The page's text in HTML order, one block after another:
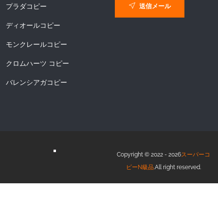
プラダコピー
ディオールコピー
モンクレールコピー
クロムハーツ コピー
バレンシアガコピー
送信メール
Copyright © 2022 - 2026スーパーコ
ピーN級品.All right reserved.